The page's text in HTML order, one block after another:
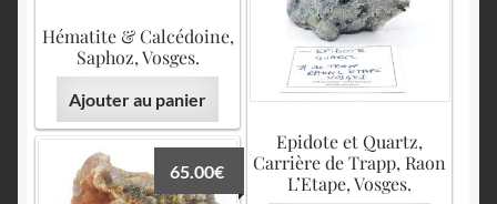
Hématite & Calcédoine,
Saphoz, Vosges.
Ajouter au panier
Epidote et Quartz,
Carrière de Trapp, Raon
L’Etape, Vosges.
65.00€